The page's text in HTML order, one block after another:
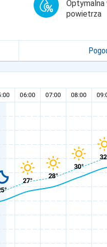
powietrza